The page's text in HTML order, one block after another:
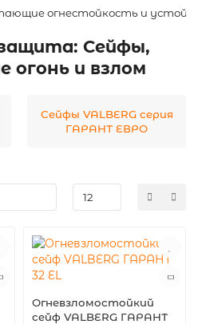
огнестойкость и
Сейфы,
огонь и взлом
Сейфы VALBERG серия
ГАРАНТ ЕВРО
Огневзломостойкий
сейф VALBERG ГАРАНТ